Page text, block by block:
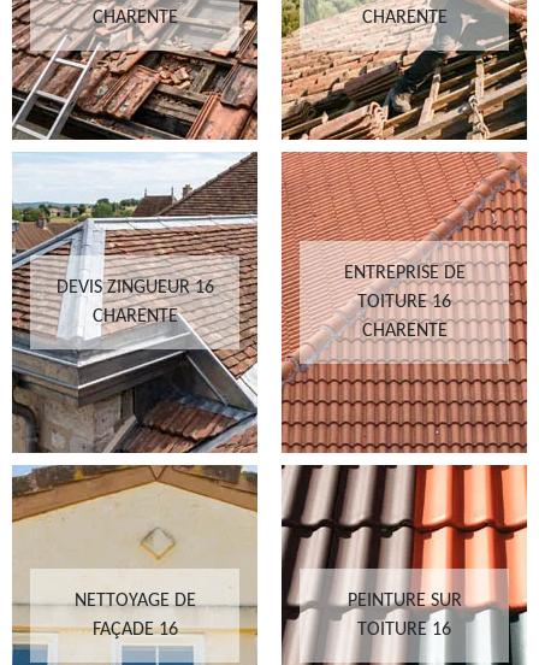
CHARENTE
CHARENTE
DEVIS ZINGUEUR 16
CHARENTE
ENTREPRISE DE
TOITURE 16
CHARENTE
NETTOYAGE DE
FAÇADE 16
PEINTURE SUR
TOITURE 16